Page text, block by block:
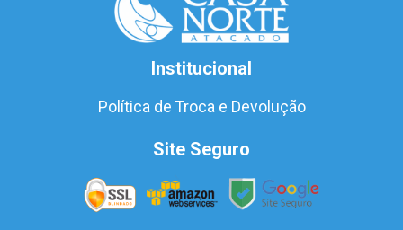
Institucional
Política de Troca e Devolução
Site Seguro